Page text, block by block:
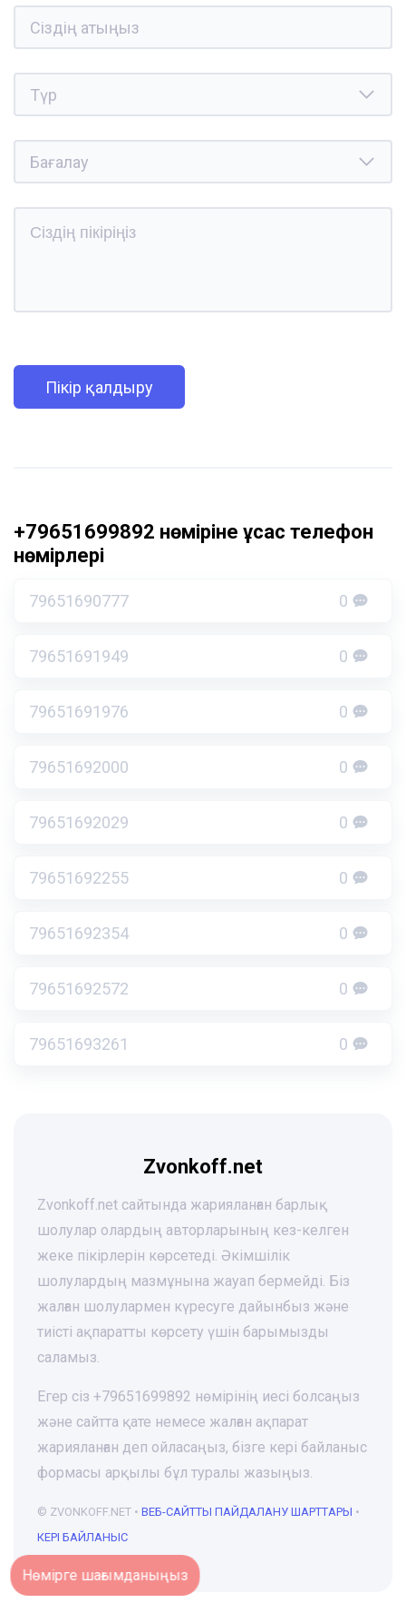
Пікір қалдыру
+79651699892 нөміріне ұқсас телефон
нөмірлері
79651690777 0
79651691949 0
79651691976 0
79651692000 0
79651692029 0
79651692255 0
79651692354 0
79651692572 0
79651693261 0
Zvonkoff.net
Zvonkoff.net сайтында жарияланған барлық
шолулар олардың авторларының кез-келген
жеке пікірлерін көрсетеді. Әкімшілік
шолулардың мазмұнына жауап бермейді. Біз
жалған шолулармен күресуге дайынбыз және
тиісті ақпаратты көрсету үшін барымызды
саламыз.
Егер сіз +79651699892 нөмірінің иесі болсаңыз
және сайтта қате немесе жалған ақпарат
жарияланған деп ойласаңыз, бізге кері байланыс
формасы арқылы бұл туралы жазыңыз.
© ZVONKOFF.NET • ВЕБ-CАЙТТЫ ПАЙДАЛАНУ ШАРТТАРЫ •
КЕРІ БАЙЛАНЫС
Нөмірге шағымданыңыз